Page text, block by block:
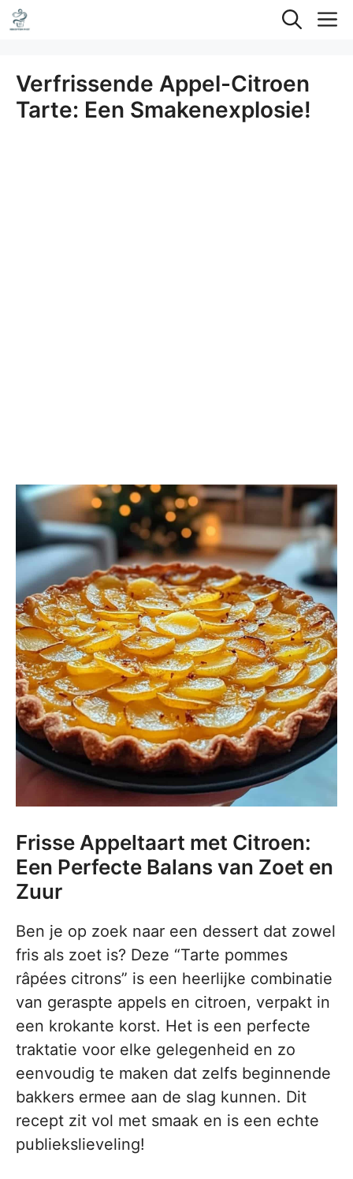
Ga
naar
inhoud
Verfrissende Appel-Citroen
Tarte: Een Smakenexplosie!
Frisse Appeltaart met Citroen:
Een Perfecte Balans van Zoet en
Zuur
Ben je op zoek naar een dessert dat zowel
fris als zoet is? Deze “Tarte pommes
râpées citrons” is een heerlijke combinatie
van geraspte appels en citroen, verpakt in
een krokante korst. Het is een perfecte
traktatie voor elke gelegenheid en zo
eenvoudig te maken dat zelfs beginnende
bakkers ermee aan de slag kunnen. Dit
recept zit vol met smaak en is een echte
publiekslieveling!